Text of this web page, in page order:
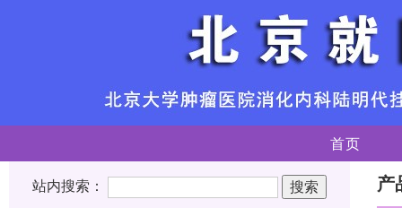
首页
站内搜索： 产